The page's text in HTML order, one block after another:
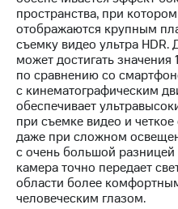
Уведомление
о
погашении
именных
облигаций
Другое
Регистратор
Реквизиты
Контакты
развитие
деловая этика
На главную
пространства, при
отображаются крупным
съемку видео ультра
может достигать значения
по сравнению со
с кинематографическим
обеспечивает
при съемке видео и
даже при сложном
с очень большой
камера точно передает
области более
человеческим глазом.